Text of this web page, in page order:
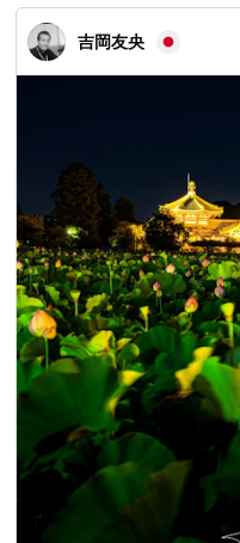
吉岡友央